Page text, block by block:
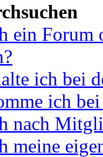
ein Forum
ich bei
ich
nach
meine